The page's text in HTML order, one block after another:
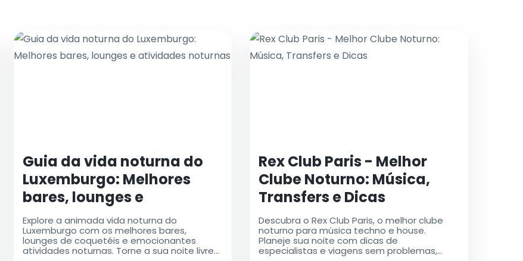
Guia da vida noturna do
Luxemburgo: Melhores
bares, lounges e
atividades noturnas
Explore a animada vida noturna do
Luxemburgo com os melhores bares,
lounges de coquetéis e emocionantes
atividades noturnas. Torne a sua noite livre
Rex Club Paris - Melhor
Clube Noturno: Música,
Transfers e Dicas
Descubra o Rex Club Paris, o melhor clube
noturno para música techno e house.
Planeje sua noite com dicas de
especialistas e viagens sem problemas,